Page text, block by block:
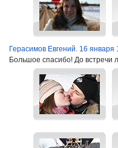
Герасимов Евгений. 16 января
Большое спасибо! До встречи